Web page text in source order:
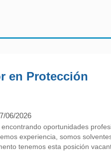
en Protección
06/2026
oportunidades
experiencia, somos
tenemos esta posición